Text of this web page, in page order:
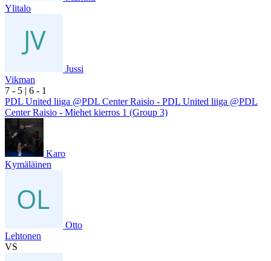
Ylitalo
Jussi
Vikman
7 - 5 | 6 - 1
PDL United liiga @PDL Center Raisio - PDL United liiga @PDL
Center Raisio - Miehet kierros 1 (Group 3)
Karo
Kymäläinen
Otto
Lehtonen
VS